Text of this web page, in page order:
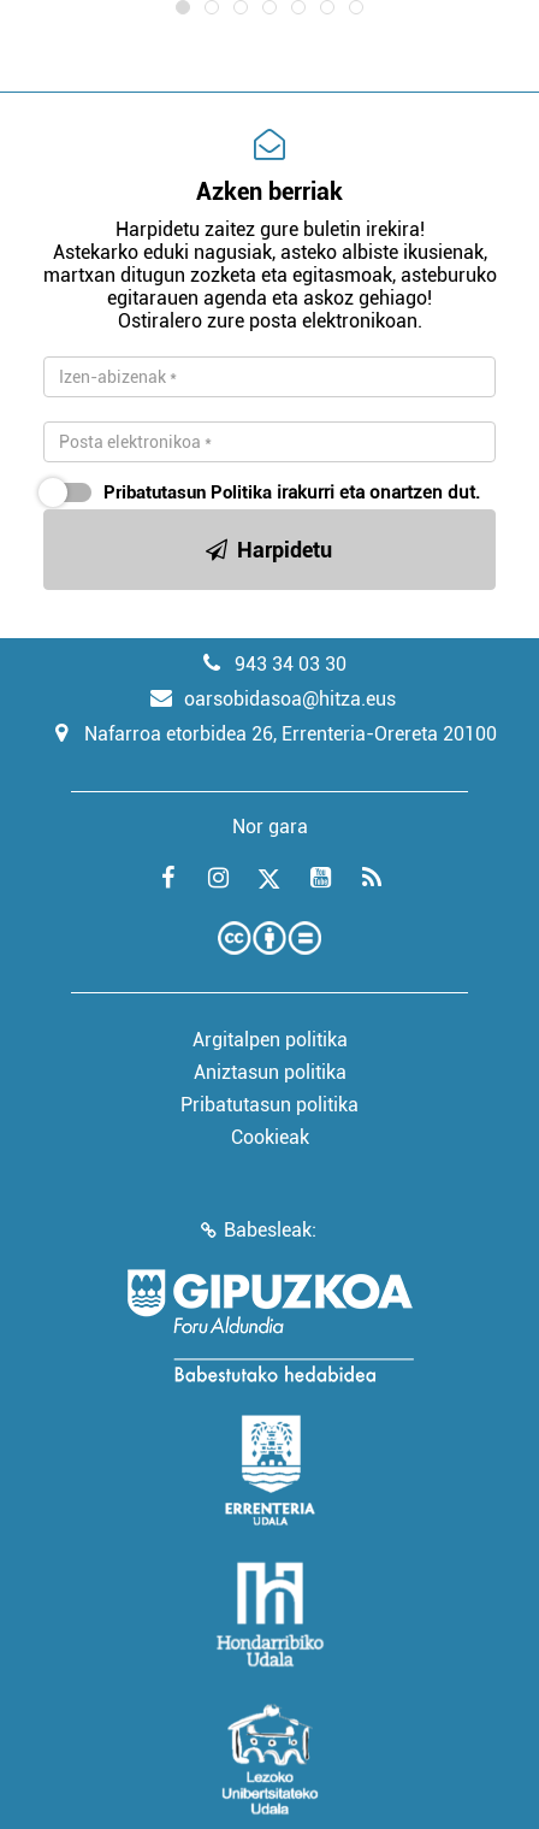
Azken berriak
Harpidetu zaitez gure buletin irekira!
Astekarko eduki nagusiak, asteko albiste ikusienak,
martxan ditugun zozketa eta egitasmoak, asteburuko
egitarauen agenda eta askoz gehiago!
Ostiralero zure posta elektronikoan.
Pribatutasun Politika irakurri eta onartzen dut.
Harpidetu
943 34 03 30
oarsobidasoa@hitza.eus
Nafarroa etorbidea 26, Errenteria-Orereta 20100
Nor gara
Argitalpen politika
Aniztasun politika
Pribatutasun politika
Cookieak
Babesleak: